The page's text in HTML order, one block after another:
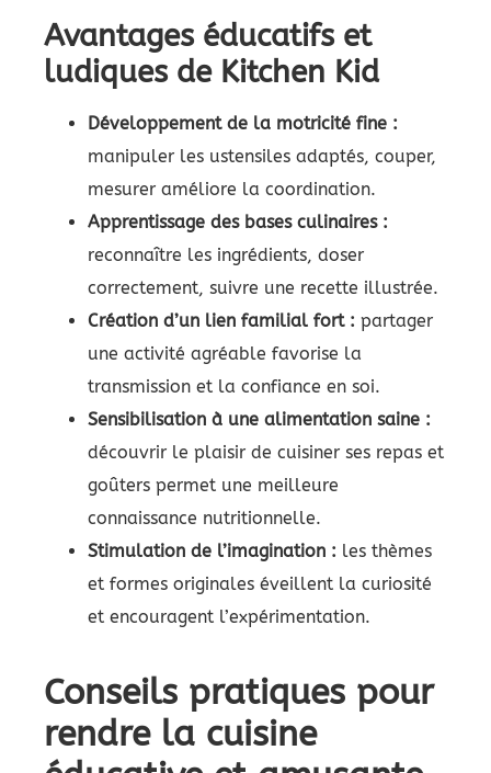
Avantages éducatifs et
ludiques de Kitchen Kid
Développement de la motricité fine :
manipuler les ustensiles adaptés, couper,
mesurer améliore la coordination.
Apprentissage des bases culinaires :
reconnaître les ingrédients, doser
correctement, suivre une recette illustrée.
Création d’un lien familial fort : partager
une activité agréable favorise la
transmission et la confiance en soi.
Sensibilisation à une alimentation saine :
découvrir le plaisir de cuisiner ses repas et
goûters permet une meilleure
connaissance nutritionnelle.
Stimulation de l’imagination : les thèmes
et formes originales éveillent la curiosité
et encouragent l’expérimentation.
Conseils pratiques pour
rendre la cuisine